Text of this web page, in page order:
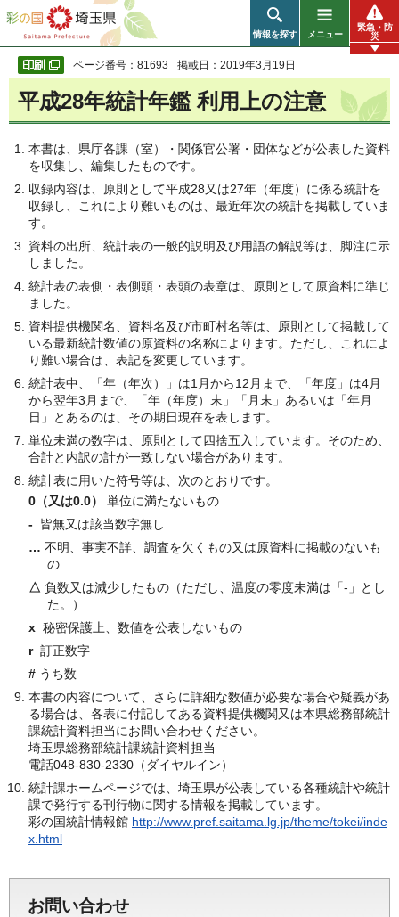
彩の国 埼玉県
情報を探す メニュー
緊急・防
災
ページ番号：81693 掲載日：2019年3月19日
平成28年統計年鑑 利用上の注意
本書は、県庁各課（室）・関係官公署・団体などが公表した資料
を収集し、編集したものです。
収録内容は、原則として平成28又は27年（年度）に係る統計を
収録し、これにより難いものは、最近年次の統計を掲載していま
す。
資料の出所、統計表の一般的説明及び用語の解説等は、脚注に示
しました。
統計表の表側・表側頭・表頭の表章は、原則として原資料に準じ
ました。
資料提供機関名、資料名及び市町村名等は、原則として掲載して
いる最新統計数値の原資料の名称によります。ただし、これによ
り難い場合は、表記を変更しています。
統計表中、「年（年次）」は1月から12月まで、「年度」は4月
から翌年3月まで、「年（年度）末」「月末」あるいは「年月
日」とあるのは、その期日現在を表します。
単位未満の数字は、原則として四捨五入しています。そのため、
合計と内訳の計が一致しない場合があります。
統計表に用いた符号等は、次のとおりです。
0（又は0.0） 単位に満たないもの
- 皆無又は該当数字無し
… 不明、事実不詳、調査を欠くもの又は原資料に掲載のないも
の
△ 負数又は減少したもの（ただし、温度の零度未満は「-」とし
た。）
x 秘密保護上、数値を公表しないもの
r 訂正数字
# うち数
本書の内容について、さらに詳細な数値が必要な場合や疑義があ
る場合は、各表に付記してある資料提供機関又は本県総務部統計
課統計資料担当にお問い合わせください。
埼玉県総務部統計課統計資料担当
電話048-830-2330（ダイヤルイン）
統計課ホームページでは、埼玉県が公表している各種統計や統計
課で発行する刊行物に関する情報を掲載しています。
彩の国統計情報館 http://www.pref.saitama.lg.jp/theme/tokei/inde
x.html
お問い合わせ